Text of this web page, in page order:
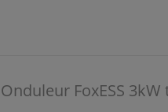
Onduleur FoxESS